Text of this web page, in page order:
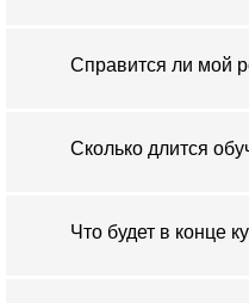
Справится ли мой
Сколько длится
Что будет в конце